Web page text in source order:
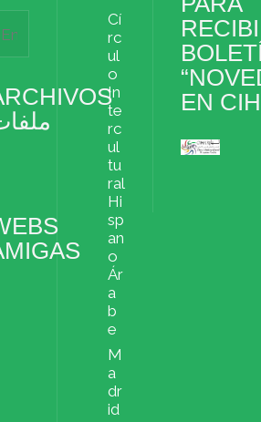
Cí
rc
ul
o
In
te
rc
ul
tu
ral
Hi
sp
an
o
Ár
a
b
e
M
a
dr
id
EN